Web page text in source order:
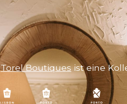
Torel Boutiquesist eine